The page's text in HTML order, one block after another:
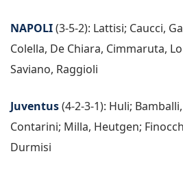
NAPOLI(3-5-2): Lattisi; Caucci,
Colella, De Chiara, Cimmaruta,
Saviano, Raggioli
Juventus(4-2-3-1): Huli;
Contarini; Milla, Heutgen;
Durmisi